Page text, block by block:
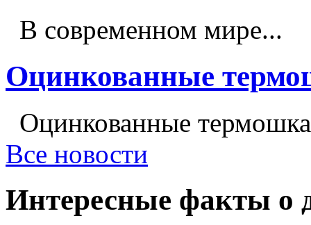
В современном мире...
Оцинкованные
Оцинкованные
Все новости
Интересные факты о